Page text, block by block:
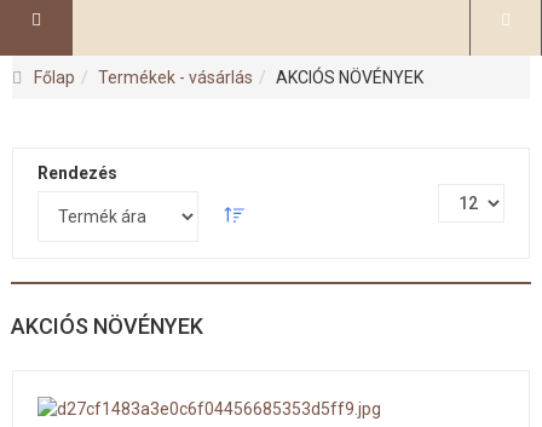
Főlap Termékek - vásárlás AKCIÓS NÖVÉNYEK
Rendezés
AKCIÓS NÖVÉNYEK